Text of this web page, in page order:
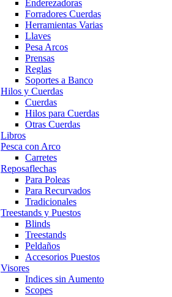
Enderezadoras
Forradores Cuerdas
Herramientas Varias
Llaves
Pesa Arcos
Prensas
Reglas
Soportes a Banco
Hilos y Cuerdas
Cuerdas
Hilos para Cuerdas
Otras Cuerdas
Libros
Pesca con Arco
Carretes
Reposaflechas
Para Poleas
Para Recurvados
Tradicionales
Treestands y Puestos
Blinds
Treestands
Peldaños
Accesorios Puestos
Visores
Indices sin Aumento
Scopes